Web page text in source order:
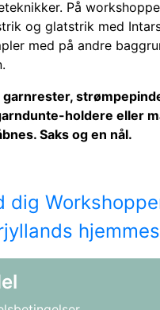
På
og glatstrik med
med på andre
holdere eller
Saks og en nål.
dig